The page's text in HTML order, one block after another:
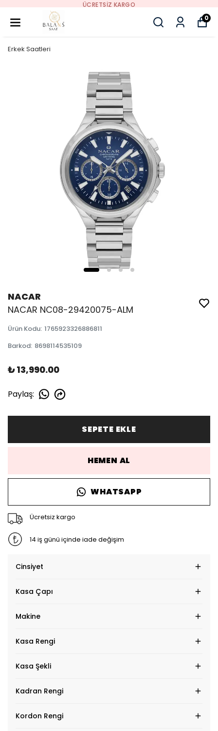
ÜCRETSIZ KARGO
0
Erkek Saatleri
NACAR
NACAR NC08-29420075-ALM
Ürün Kodu: 1765923326886811
Barkod: 8698114535109
₺ 13,990.00
Paylaş:
SEPETE EKLE
HEMEN AL
WHATSAPP
Ücretsiz kargo
14 iş günü içinde iade değişim
Cinsiyet
Kasa Çapı
Makine
Kasa Rengi
Kasa Şekli
Kadran Rengi
Kordon Rengi